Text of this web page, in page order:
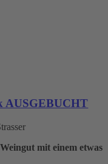
AUSGEBUCHT
mit einem etwas